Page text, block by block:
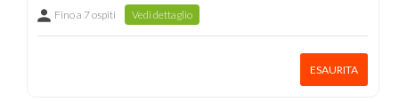
Fino a 7 ospiti Vedi dettaglio
ESAURITA